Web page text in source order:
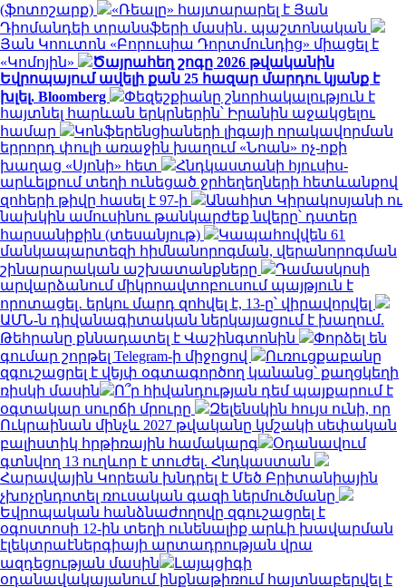
(ֆոտոշարք)
«Ռեալը» հայտարարել է Յան
Դիոմանդեի տրանսֆերի մասին․ պաշտոնական
Յան Կոուտոն «Բորուսիա Դորտմունդից» միացել է
«Կոմոյին»
Ծայրահեղ շոգը 2026 թվականին
Եվրոպայում ավելի քան 25 հազար մարդու կյանք է
խլել. Bloomberg
Փեզեշքիանը շնորհակալություն է
հայտնել հարևան երկրներին՝ Իրանին աջակցելու
համար
Կոնֆերենցիաների լիգայի որակավորման
երրորդ փուլի առաջին խաղում «Նոան» ոչ-ոքի
խաղաց «Սյոնի» հետ
Հնդկաստանի հյուսիս-
արևելքում տեղի ունեցած ջրհեղեղների հետևանքով
զոհերի թիվը հասել է 97-ի
Անահիտ Կիրակոսյանի ու
նախկին ամուսինու թանկարժեք նվերը՝ դստեր
հարսանիքին (տեսանյութ)
Կապահովվեն 61
մանկապարտեզի հիմնանորոգման, վերանորոգման
շինարարական աշխատանքները
Դամասկոսի
արվարձանում միկրոավտոբուսում պայթյուն է
որոտացել․ երկու մարդ զոհվել է, 13-ը՝ վիրավորվել
ԱՄՆ-ն դիվանագիտական ներկայացում է խաղում.
Թեհրանը քննադատել է Վաշինգտոնին
Փորձել են
գումար շորթել Telegram-ի միջոցով
Ուռուցքաբանը
զգուշացրել է վեյփ օգտագործող կանանց՝ քաղցկեղի
ռիսկի մասին
Ո՞ր հիվանդության դեմ պայքարում է
օգտակար սուրճի մրուրը
Զելենսկին հույս ունի, որ
Ուկրաինան մինչև 2027 թվականը կմշակի սեփական
բալիստիկ հրթիռային համակարգ
Օդանավում
գտնվող 13 ուղևոր է տուժել. Հնդկաստան
Հարավային Կորեան խնդրել է Մեծ Բրիտանիային
չխոչընդոտել ռուսական գազի ներմուծմանը
Եվրոպական հանձնաժողովը զգուշացրել է
օգոստոսի 12-ին տեղի ունենալիք արևի խավարման
էլեկտրաէներգիայի արտադրության վրա
ազդեցության մասին
Լայպցիգի
օդանավակայանում ինքնաթիռում հայտնաբերվել է